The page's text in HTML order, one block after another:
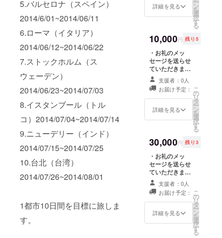
5.バルセロナ（スペイン）
2014/6/01~2014/06/11
6.ローマ（イタリア）
2014/06/12~2014/06/22
7.ストックホルム（ス
ウェーデン）
2014/06/23~2014/07/03
8.イスタンブール（トル
コ）2014/07/04~2014/07/14
9.ニューデリー（インド）
2014/07/15~2014/07/25
10.台北（台湾）
2014/07/26~2014/08/01
1都市10日間を目標に旅しま
す。
業様のみ）
カードを直筆サ
す。 ・電子書籍
のものを製本に
してお届けいた
します。 ・写真
集の巻末に協力
者としてお名前
と『イノチノツ
カイカタ』を掲
載をさせていた
だきます。
詳細を見る ー
ン
を
選
択
す
る
10,000円 残り5
・お礼のメッ
セージを送らせ
ていただきま
す。 ・お礼の電
話をさせていた
だきます。 ・オ
リジナルポスト
カードに直筆サ
【企業様や団体
様限定】WEB
ページにてバ
ナー掲載させて
いただきます。
（掲載開始より
6ヶ月間・バナー
はご用意くださ
い）
支援者：0人
お届け予定：
詳細を見る
こ
の
リ
タ
ー
ン
を
選
択
す
る
30,000円 残り3
・お礼のメッ
セージを送らせ
ていただきま
す。 ・お礼の電
話をさせていた
だきます。 ・オ
リジナルポスト
カードに直筆サ
支援者：0人
お届け予定：
詳細を見る
こ
の
リ
タ
ー
ン
を
選
択
す
る